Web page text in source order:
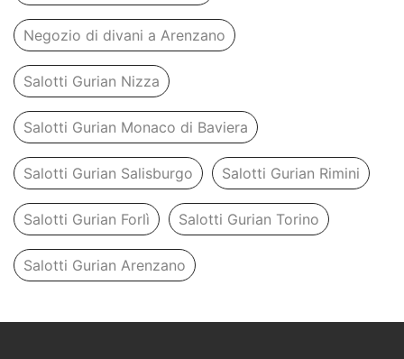
Negozio di divani a Arenzano
Salotti Gurian Nizza
Salotti Gurian Monaco di Baviera
Salotti Gurian Salisburgo Salotti Gurian Rimini
Salotti Gurian Forlì Salotti Gurian Torino
Salotti Gurian Arenzano